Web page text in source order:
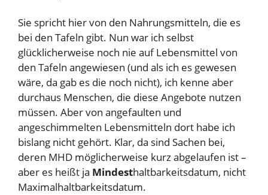
Sie spricht hier von den Nahrungsmitteln, die es
bei den Tafeln gibt. Nun war ich selbst
glücklicherweise noch nie auf Lebensmittel von
den Tafeln angewiesen (und als ich es gewesen
wäre, da gab es die noch nicht), ich kenne aber
durchaus Menschen, die diese Angebote nutzen
müssen. Aber von angefaulten und
angeschimmelten Lebensmitteln dort habe ich
bislang nicht gehört. Klar, da sind Sachen bei,
deren MHD möglicherweise kurz abgelaufen ist –
aber es heißt ja Mindesthaltbarkeitsdatum, nicht
Maximalhaltbarkeitsdatum.